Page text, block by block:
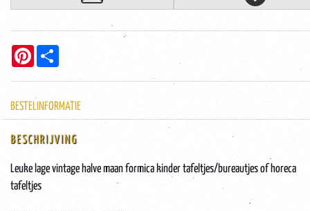
Pinterest
BESTELINFORMATIE
BESCHRIJVING
Leuke lage vintage halve maan formica kinder tafeltjes/bureautjes of horeca
tafeltjes